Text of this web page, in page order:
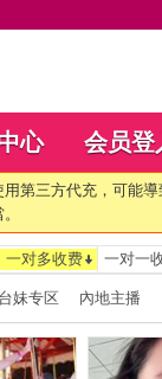
心 会员登
用第三方代充，可能
一对多收费 一对一
台妹专区 內地主播